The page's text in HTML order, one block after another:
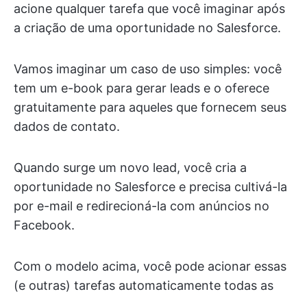
acione qualquer tarefa que você imaginar após
a criação de uma oportunidade no Salesforce.
Vamos imaginar um caso de uso simples: você
tem um e-book para gerar leads e o oferece
gratuitamente para aqueles que fornecem seus
dados de contato.
Quando surge um novo lead, você cria a
oportunidade no Salesforce e precisa cultivá-la
por e-mail e redirecioná-la com anúncios no
Facebook.
Com o modelo acima, você pode acionar essas
(e outras) tarefas automaticamente todas as